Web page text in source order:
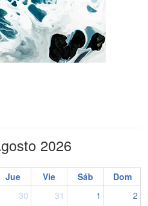
2026
Jue Vie Sáb
Dom
30 31 1 2